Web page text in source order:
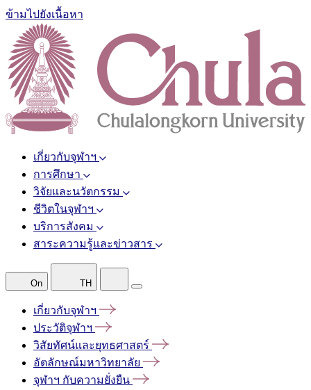
ข้ามไปยังเนื้อหา
เกี่ยวกับจุฬาฯ
การศึกษา
วิจัยและนวัตกรรม
ชีวิตในจุฬาฯ
บริการสังคม
สาระความรู้และข่าวสาร
On TH
เกี่ยวกับจุฬาฯ
ประวัติจุฬาฯ
วิสัยทัศน์และยุทธศาสตร์
อัตลักษณ์มหาวิทยาลัย
จุฬาฯ กับความยั่งยืน